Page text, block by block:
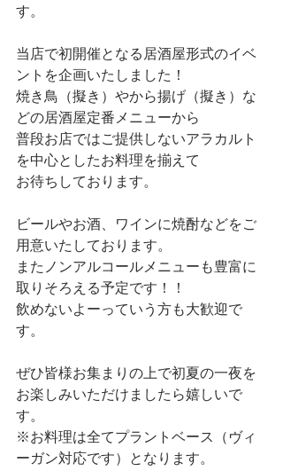
す。
当店で初開催となる居酒屋形式のイベ
ントを企画いたしました！
焼き鳥（擬き）やから揚げ（擬き）な
どの居酒屋定番メニューから
普段お店ではご提供しないアラカルト
を中心としたお料理を揃えて
お待ちしております。
ビールやお酒、ワインに焼酎などをご
用意いたしております。
またノンアルコールメニューも豊富に
取りそろえる予定です！！
飲めないよーっていう方も大歓迎で
す。
ぜひ皆様お集まりの上で初夏の一夜を
お楽しみいただけましたら嬉しいで
す。
※お料理は全てプラントベース（ヴィ
ーガン対応です）となります。